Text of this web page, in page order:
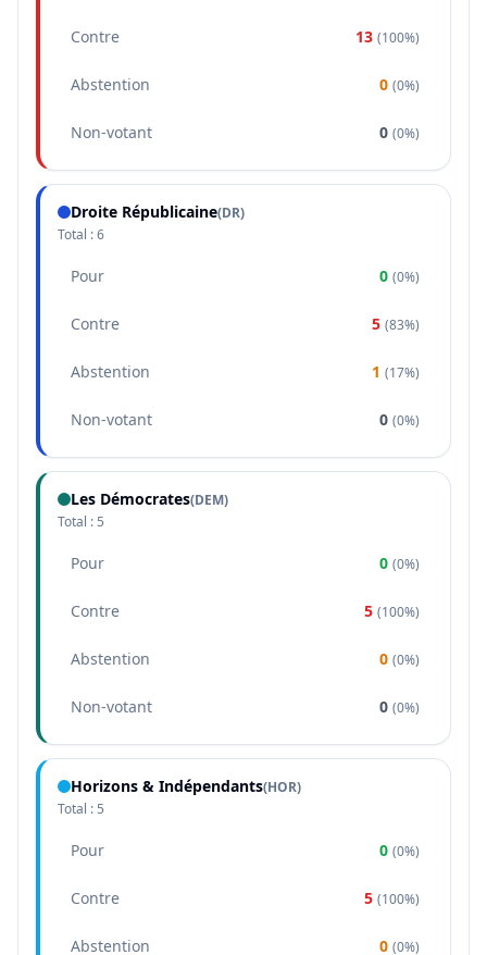
Contre 13 (100%)
Abstention 0 (0%)
Non-votant 0 (0%)
Droite Républicaine(DR)
Total :6
Pour 0 (0%)
Contre 5 (83%)
Abstention 1 (17%)
Non-votant 0 (0%)
Les Démocrates(DEM)
Total : 5
Pour 0 (0%)
Contre 5 (100%)
Abstention 0 (0%)
Non-votant 0 (0%)
Horizons & Indépendants(HOR)
Total : 5
Pour 0 (0%)
Contre 5 (100%)
Abstention 0 (0%)